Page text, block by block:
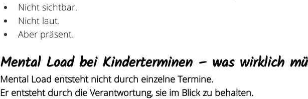
Nicht sichtbar.
Nicht laut.
Aber präsent.
Mental Load bei Kinderterminen – was wirklich
Mental Load entsteht nicht durch einzelne Termine.
Er entsteht durch die Verantwortung, sie im Blick zu behalten.